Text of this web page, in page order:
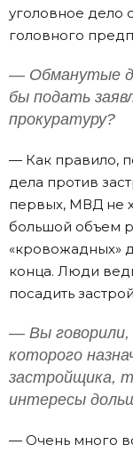
уголовное дело
головного
— Обманутые
бы подать
прокуратуру?
— Как правило,
дела против
первых, МВД не
большой объем
«кровожадных»
конца. Люди
посадить
— Вы говорили,
которого
застройщика,
интересы
— Очень много